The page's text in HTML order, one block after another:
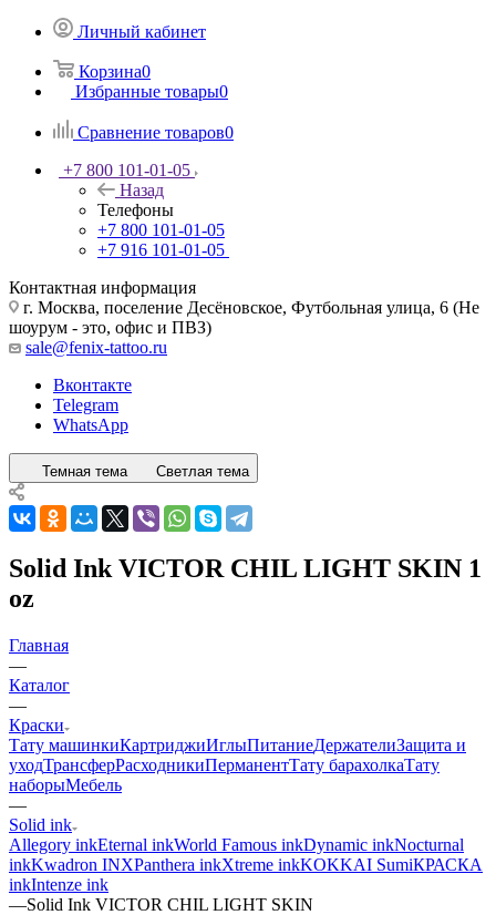
Личный кабинет
Корзина0
Избранные товары0
Сравнение товаров0
+7 800 101-01-05
Назад
Телефоны
+7 800 101-01-05
+7 916 101-01-05
Контактная информация
г. Москва, поселение Десёновское, Футбольная улица, 6 (Не
шоурум - это, офис и ПВЗ)
sale@fenix-tattoo.ru
Вконтакте
Telegram
WhatsApp
Темная тема Светлая тема
Solid Ink VICTOR CHIL LIGHT SKIN 1
oz
Главная
—
Каталог
—
Краски
Тату машинкиКартриджиИглыПитаниеДержателиЗащита и
уходТрансферРасходникиПерманентТату барахолкаТату
наборыМебель
—
Solid ink
Allegory inkEternal inkWorld Famous inkDynamic inkNocturnal
inkKwadron INXPanthera inkXtreme inkKOKKAI SumiКРАСКА
inkIntenze ink
—Solid Ink VICTOR CHIL LIGHT SKIN